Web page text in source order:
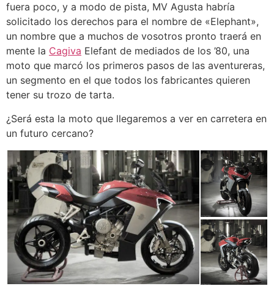
fuera poco, y a modo de pista, MV Agusta habría
solicitado los derechos para el nombre de «Elephant»,
un nombre que a muchos de vosotros pronto traerá en
mente la Cagiva Elefant de mediados de los ’80, una
moto que marcó los primeros pasos de las aventureras,
un segmento en el que todos los fabricantes quieren
tener su trozo de tarta.
¿Será esta la moto que llegaremos a ver en carretera en
un futuro cercano?